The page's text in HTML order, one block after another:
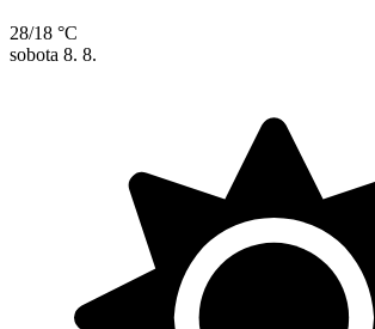
28/18 °C
sobota 8. 8.